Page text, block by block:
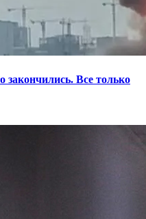
закончились. Все только